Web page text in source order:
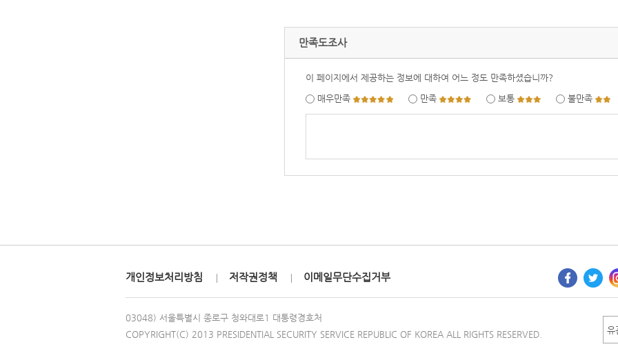
만족도조사
이 페이지에서 제공하는 정보에 대하여 어느 정도 만족하셨습니까?
매우만족
만족 보통 불만족
개인정보처리방침 저작권정책 이메일무단수집거부
03048) 서울특별시 종로구 청와대로1 대통령경호처
COPYRIGHT(C) 2013 PRESIDENTIAL SECURITY SERVICE REPUBLIC OF KOREA ALL RIGHTS RESERVED.